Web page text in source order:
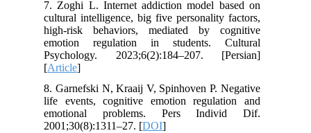
7. Zoghi L. Internet addiction model based on
cultural intelligence, big five personality factors,
high-risk behaviors, mediated by cognitive
emotion regulation in students. Cultural
Psychology. 2023;6(2):184–207. [Persian]
[Article
8. Garnefski N, Kraaij V, Spinhoven P. Negative
life events, cognitive emotion regulation and
emotional problems. Pers Individ Dif.
2001;30(8):1311–27. [DOI